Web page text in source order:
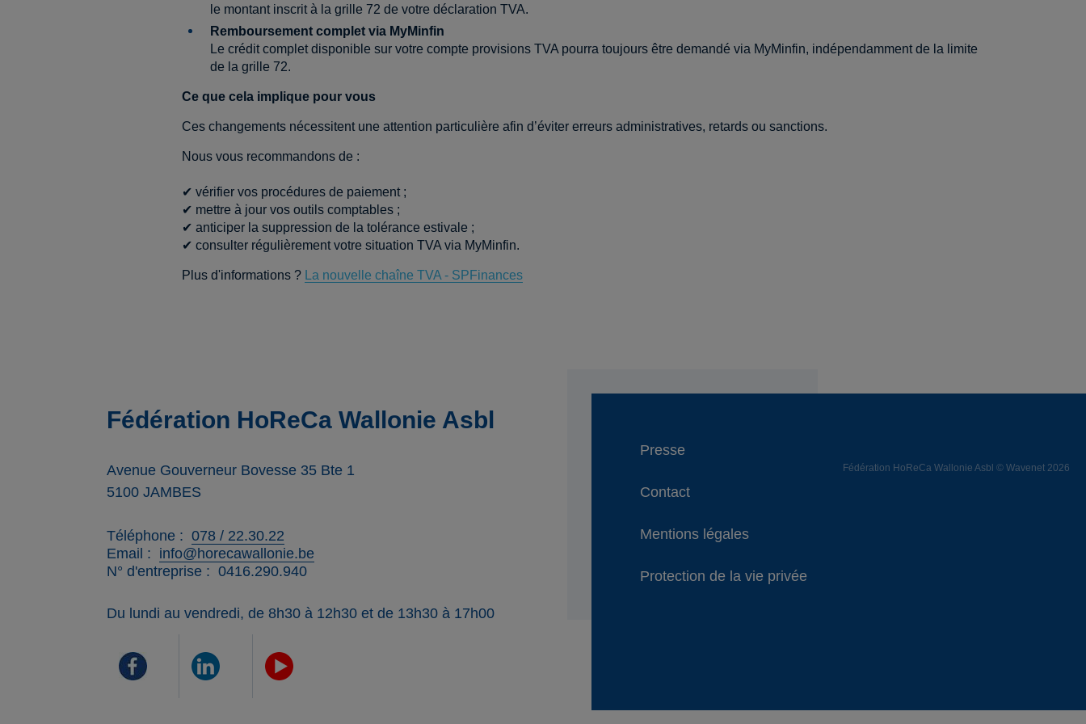
le montant inscrit à la grille 72 de votre déclaration TVA.
Remboursement complet via MyMinfin
Le crédit complet disponible sur votre compte provisions TVA pourra toujours être demandé via MyMinfin, indépendamment de la limite
de la grille 72.
Ce que cela implique pour vous
Ces changements nécessitent une attention particulière afin d’éviter erreurs administratives, retards ou sanctions.
Nous vous recommandons de :
✔ vérifier vos procédures de paiement ;
✔ mettre à jour vos outils comptables ;
✔ anticiper la suppression de la tolérance estivale ;
✔ consulter régulièrement votre situation TVA via MyMinfin.
Plus d'informations ? La nouvelle chaîne TVA - SPFinances
Fédération HoReCa Wallonie Asbl
Avenue Gouverneur Bovesse 35 Bte 1
5100 JAMBES
Téléphone
078 / 22.30.22
Email
info@horecawallonie.be
N° d'entreprise
0416.290.940
Du lundi au vendredi, de 8h30 à 12h30 et de 13h30 à 17h00
Presse
Contact
Mentions légales
Protection de la vie privée
Fédération HoReCa Wallonie Asbl © Wavenet 2026